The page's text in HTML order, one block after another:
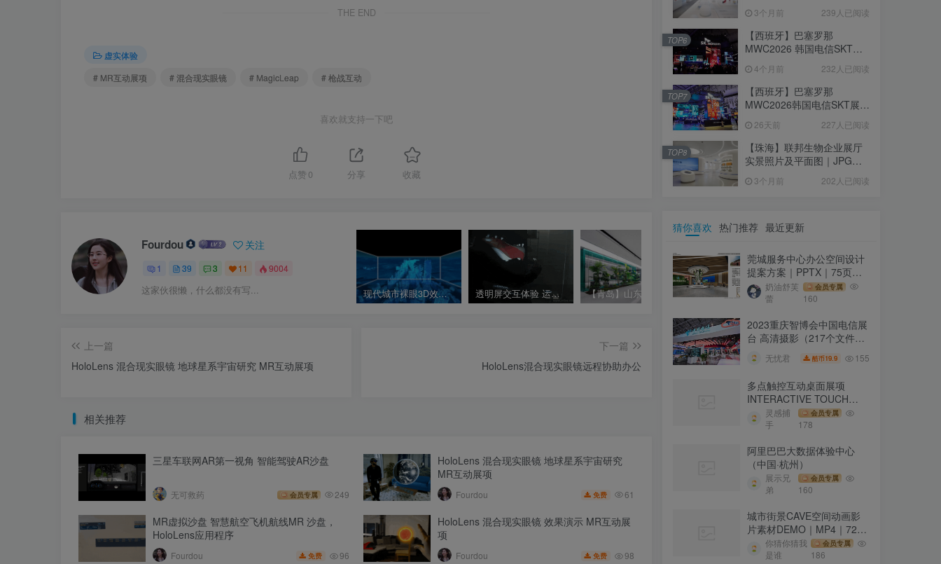
THE END
虚实体验
# MR互动展项
# 混合现实眼镜 # MagicLeap # 枪战互动
喜欢就支持一下吧
点赞 0 分享 收藏
Fourdou 关注
1 39 3 11 9004
这家伙很懒，什么都没有写... 现代城市裸眼3D效果 沉浸式CAVE空间演示视频 沉浸空间参考视频 透明屏交互体验 运动鞋全息展示 全息互动展项 【常熟】波司登总部展厅-登峰馆
上一篇
HoloLens 混合现实眼镜 地球星系宇宙研究 MR互动展项
下一篇
HoloLens混合现实眼镜远程协助办公
相关推荐
三星车联网AR第一视角 智能驾驶AR沙盘
无可救药 会员专属 249
HoloLens 混合现实眼镜 地球星系宇宙研究
MR互动展项
Fourdou 免费 61
MR虚拟沙盘 智慧航空飞机航线MR 沙盘，
HoloLens应用程序
Fourdou 免费 96
HoloLens 混合现实眼镜 效果演示 MR互动展
项
Fourdou 免费 98
3个月前 239人已阅读
【西班牙】巴塞罗那
MWC2026 韩国电信SKT展
105.67M
4个月前 232人已阅读
TOP6
【西班牙】巴塞罗那
MWC2026韩国电信SKT展台
个｜16.51M
26天前 227人已阅读
TOP7
【珠海】联邦生物企业展厅
实景照片及平面图｜JPG｜
3个月前 202人已阅读
TOP8
猜你喜欢 热门推荐 最近更新
莞城服务中心办公空间设计
提案方案｜PPTX｜75页｜
44.62M奶油舒芙
蕾
会员专属
160
2023重庆智博会中国电信展
台 高清摄影（217个文件打
无忧君 酷币19.9 155
多点触控互动桌面展项
INTERACTIVE TOUCH
TABLE INTERFACE
灵感捕
手
会员专属
178
阿里巴巴大数据体验中心
（中国·杭州）
展示兄
弟
会员专属
160
城市街景CAVE空间动画影
片素材DEMO｜MP4｜720P
｜19.54M
你猜你猜我
是谁
会员专属
186